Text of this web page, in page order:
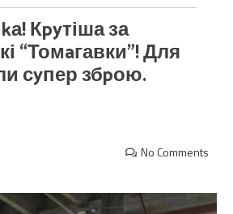
Кpyтіша за
“Томaгавки”! Для
сyпер збpою.
No Comments